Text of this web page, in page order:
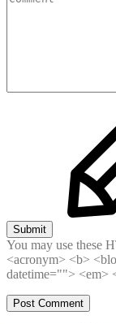
Submit
You may use these
<acronym> <b>
datetime=""> <em>